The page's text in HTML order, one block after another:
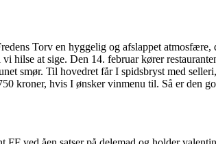
Torv en hyggelig og afslappet
hilse at sige. Den 14. februar kører
smør. Til hovedret får I spidsbryst med
kroner, hvis I ønsker vinmenu til. Så er den